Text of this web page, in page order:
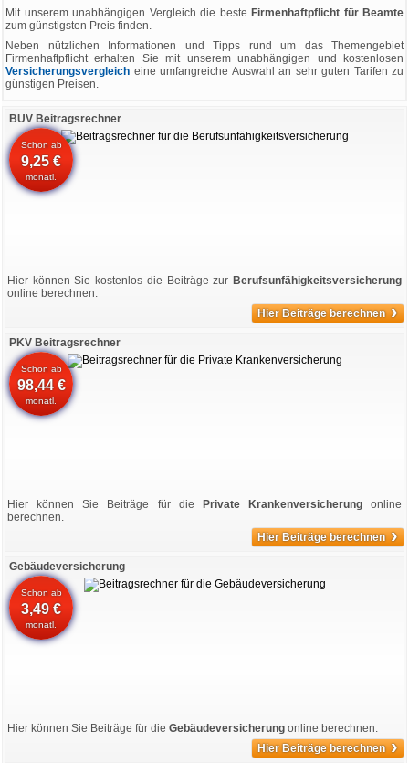
Mit unserem unabhängigen Vergleich die beste Firmenhaftpflicht für Beamte
zum günstigsten Preis finden.
Neben nützlichen Informationen und Tipps rund um das Themengebiet
Firmenhaftpflicht erhalten Sie mit unserem unabhängigen und kostenlosen
Versicherungsvergleich eine umfangreiche Auswahl an sehr guten Tarifen zu
günstigen Preisen.
BUV Beitragsrechner
Schon ab
9,25 €
monatl.
Hier können Sie kostenlos die Beiträge zur Berufsunfähigkeitsversicherung
online berechnen.
Hier Beiträge berechnen ›
PKV Beitragsrechner
Schon ab
98,44 €
monatl.
Hier können Sie Beiträge für die Private Krankenversicherungonline
berechnen.
Hier Beiträge berechnen ›
Gebäudeversicherung
Schon ab
3,49 €
monatl.
Hier können Sie Beiträge für die Gebäudeversicherung online berechnen.
Hier Beiträge berechnen ›